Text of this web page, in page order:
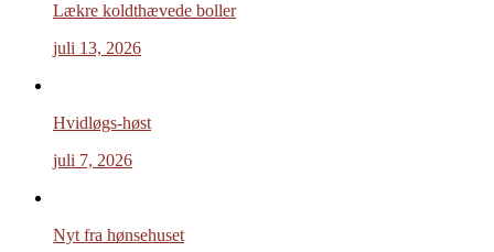
Lækre koldthævede boller
juli 13, 2026
Hvidløgs-høst
juli 7, 2026
Nyt fra hønsehuset